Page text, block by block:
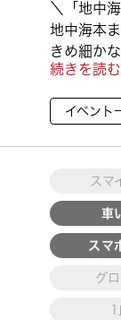
＼「地中
地中海本
きめ細か
徴👀
さらに、
んぱち】
続きを読む
イベント
スマ
車
スマ
グ